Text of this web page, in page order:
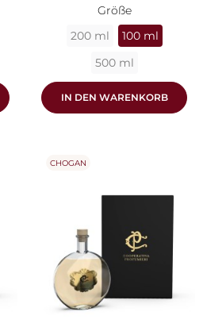
Größe
200 ml
100 ml
500 ml
IN DEN WARENKORB
CHOGAN